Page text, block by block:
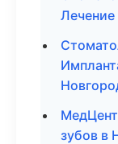
зубов в